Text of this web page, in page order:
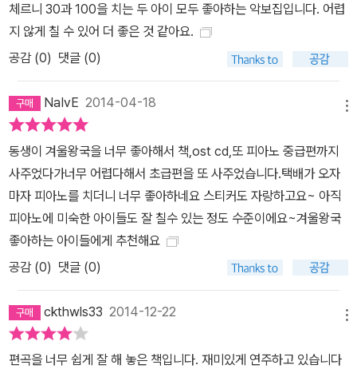
체르니 30과 100을 치는 두 아이 모두 좋아하는 악보집입니다. 어렵
지 않게 칠 수 있어 더 좋은 것 같아요.
공감 (0) 댓글 (0)
NaIvE 2014-04-18
동생이 겨울왕국을 너무 좋아해서 책,ost cd,또 피아노 중급편까지
사주었다가너무 어렵다해서 초급편을 또 사주었습니다.택배가 오자
마자 피아노를 치더니 너무 좋아하네요 스티커도 자랑하고요~ 아직
피아노에 미숙한 아이들도 잘 칠수 있는 정도 수준이에요~겨울왕국
좋아하는 아이들에게 추천해요
공감 (0) 댓글 (0)
ckthwls33 2014-12-22
편곡을 너무 쉽게 잘 해 놓은 책입니다. 재미있게 연주하고 있습니다